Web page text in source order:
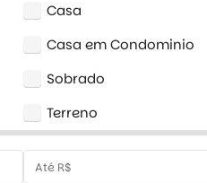
Casa
Casa em Condominio
Sobrado
Terreno